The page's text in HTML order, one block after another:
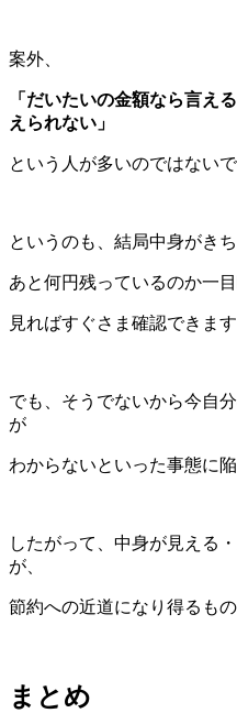
案外、
「だいたいの金額なら言え
えられない」
という人が多いのではないで
というのも、結局中身がき
あと何円残っているのか一
見ればすぐさま確認できます
でも、そうでないから今自
が
わからないといった事態に
したがって、中身が見える
が、
節約への近道になり得るもの
まとめ